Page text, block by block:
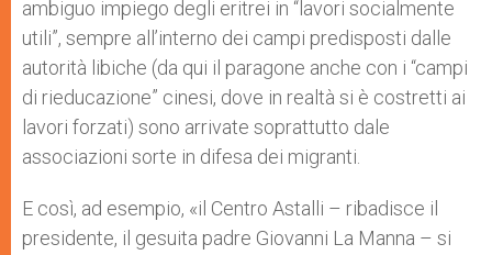
ambiguo impiego degli eritrei in “lavori socialmente
utili”, sempre all’interno dei campi predisposti dalle
autorità libiche (da qui il paragone anche con i “campi
di rieducazione” cinesi, dove in realtà si è costretti ai
lavori forzati) sono arrivate soprattutto dale
associazioni sorte in difesa dei migranti.
E così, ad esempio, «il Centro Astalli – ribadisce il
presidente, il gesuita padre Giovanni La Manna – si